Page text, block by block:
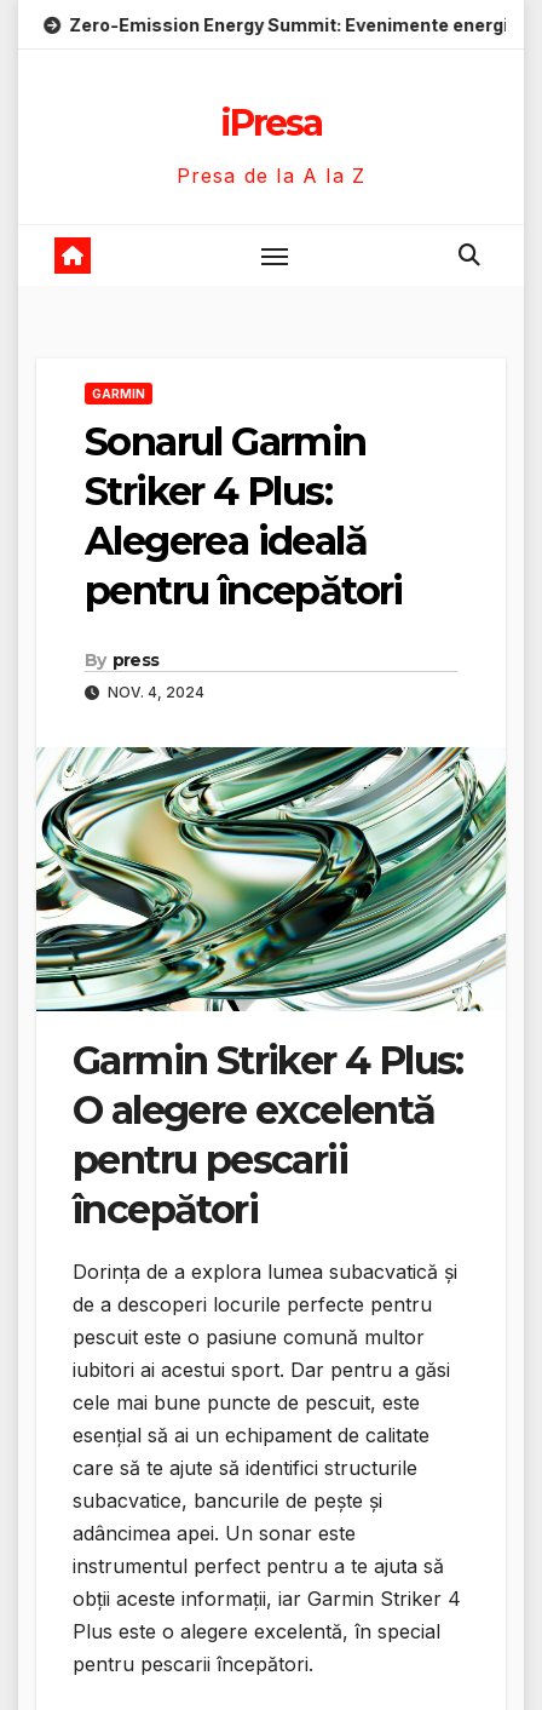
Emission Energy Summit: Evenimente energie despre
iPresa
Presa de la A la Z
GARMIN
Sonarul Garmin
Striker 4 Plus:
Alegerea ideală
pentru începători
By press
NOV. 4, 2024
Garmin Striker 4 Plus:
O alegere excelentă
pentru pescarii
începători
Dorința de a explora lumea subacvatică și
de a descoperi locurile perfecte pentru
pescuit este o pasiune comună multor
iubitori ai acestui sport. Dar pentru a găsi
cele mai bune puncte de pescuit, este
esențial să ai un echipament de calitate
care să te ajute să identifici structurile
subacvatice, bancurile de pește și
adâncimea apei. Un sonar este
instrumentul perfect pentru a te ajuta să
obții aceste informații, iar Garmin Striker 4
Plus este o alegere excelentă, în special
pentru pescarii începători.